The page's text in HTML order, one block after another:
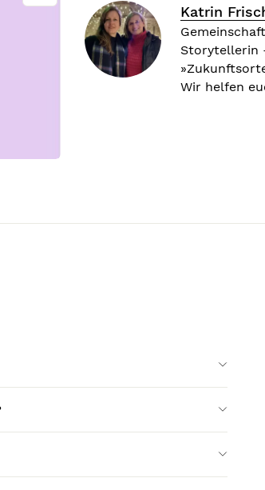
Katrin
Storytellerin
Wir helfen